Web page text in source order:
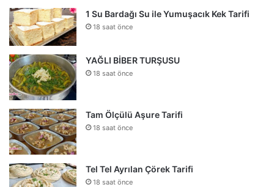
1 Su Bardağı Su ile Yumuşacık Kek Tarifi
18 saat önce
YAĞLI BİBER TURŞUSU
18 saat önce
Tam Ölçülü Aşure Tarifi
18 saat önce
Tel Tel Ayrılan Çörek Tarifi
18 saat önce